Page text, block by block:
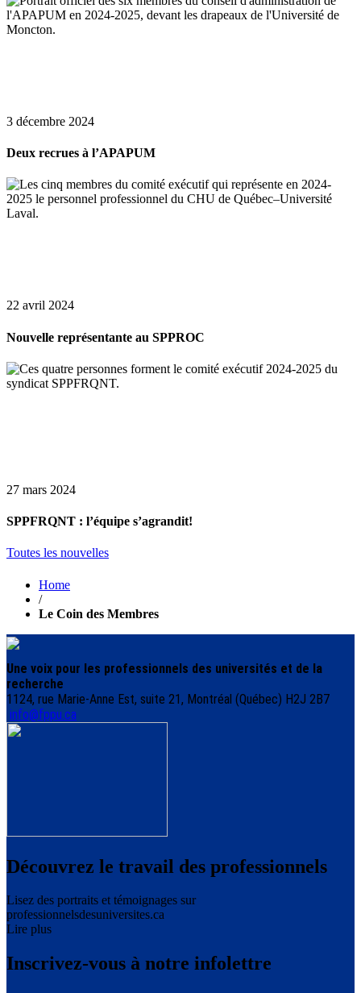
3 décembre 2024
Deux recrues à l’APAPUM
22 avril 2024
Nouvelle représentante au SPPROC
27 mars 2024
SPPFRQNT : l’équipe s’agrandit!
Toutes les nouvelles
Home
/
Le Coin des Membres
Une voix pour les professionnels des universités et de la
recherche
1124, rue Marie-Anne Est, suite 21, Montréal (Québec) H2J 2B7
info@fppu.ca
Découvrez le travail des professionnels
Lisez des portraits et témoignages sur
professionnelsdesuniversites.ca
Lire plus
Inscrivez-vous à notre infolettre